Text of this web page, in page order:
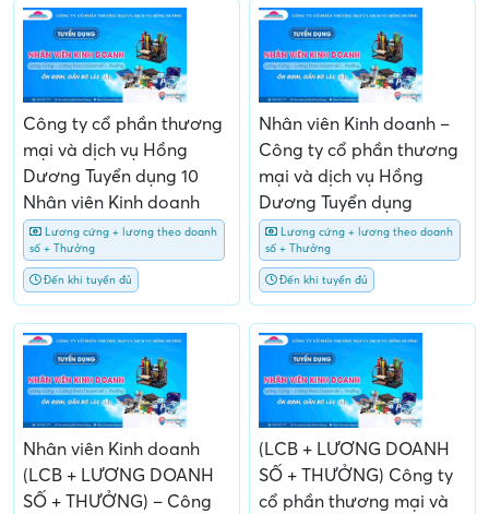
Công ty cổ phần thương
mại và dịch vụ Hồng
Dương Tuyển dụng 10
Nhân viên Kinh doanh
Lương cứng + lương theo doanh
số + Thưởng
Đến khi tuyển đủ
Nhân viên Kinh doanh –
Công ty cổ phần thương
mại và dịch vụ Hồng
Dương Tuyển dụng
Lương cứng + lương theo doanh
số + Thưởng
Đến khi tuyển đủ
Nhân viên Kinh doanh
(LCB + LƯƠNG DOANH
SỐ + THƯỞNG) – Công
(LCB + LƯƠNG DOANH
SỐ + THƯỞNG) Công ty
cổ phần thương mại và